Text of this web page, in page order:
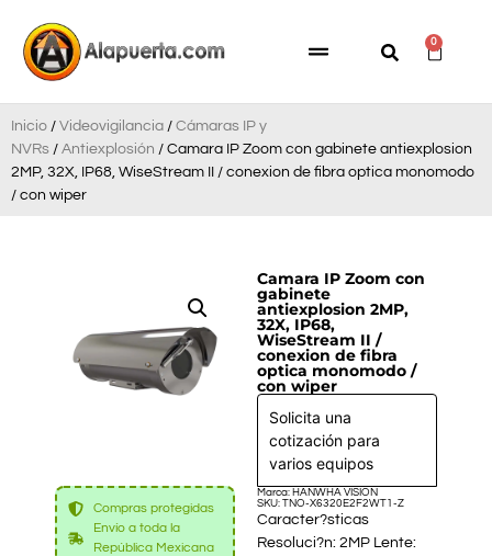
0
Inicio / Videovigilancia / Cámaras IP y
NVRs / Antiexplosión / Camara IP Zoom con gabinete antiexplosion
2MP, 32X, IP68, WiseStream II / conexion de fibra optica monomodo
/ con wiper
Compras protegidas
Envío a toda la
República Mexicana
Camara IP Zoom con
gabinete
antiexplosion 2MP,
32X, IP68,
WiseStream II /
conexion de fibra
optica monomodo /
con wiper
Solicita una
cotización para
varios equipos
Marca: HANWHA VISION
SKU: TNO-X6320E2F2WT1-Z
Caracter?sticas
Resoluci?n: 2MP Lente: